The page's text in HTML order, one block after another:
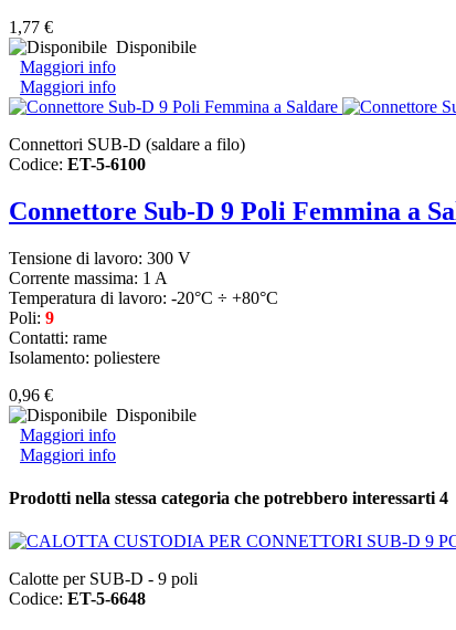
1,77 €
Disponibile
Maggiori info
Maggiori info
Connettori SUB-D (saldare a filo)
Codice: ET-5-6100
Connettore Sub-D 9 Poli Femmina a
Tensione di lavoro: 300 V
Corrente massima: 1 A
Temperatura di lavoro: -20°C ÷ +80°C
Poli: 9
Contatti: rame
Isolamento: poliestere
0,96 €
Disponibile
Maggiori info
Maggiori info
Prodotti nella stessa categoria che potrebbero interessarti 4
Calotte per SUB-D - 9 poli
Codice: ET-5-6648